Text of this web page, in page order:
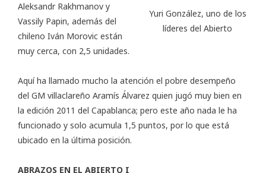
Yuri González, uno de los
líderes del Abierto
Aleksandr Rakhmanov y
Vassily Papin, además del
chileno Iván Morovic están
muy cerca, con 2,5 unidades.
Aquí ha llamado mucho la atención el pobre desempeño
del GM villaclareño Aramís Álvarez quien jugó muy bien en
la edición 2011 del Capablanca; pero este año nada le ha
funcionado y solo acumula 1,5 puntos, por lo que está
ubicado en la última posición.
ABRAZOS EN EL ABIERTO I